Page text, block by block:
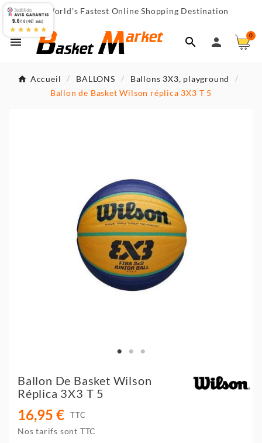
 World's Fastest Online Shopping Destination
  
0
Accueil BALLONS
Ballons 3X3, playground
Ballon de Basket Wilson réplica 3X3 T 5
Ballon De Basket Wilson
Réplica 3X3 T 5
16,95 € TTC
Nos tarifs sont TTC
9.6/10 (467 avis)
★★★★★